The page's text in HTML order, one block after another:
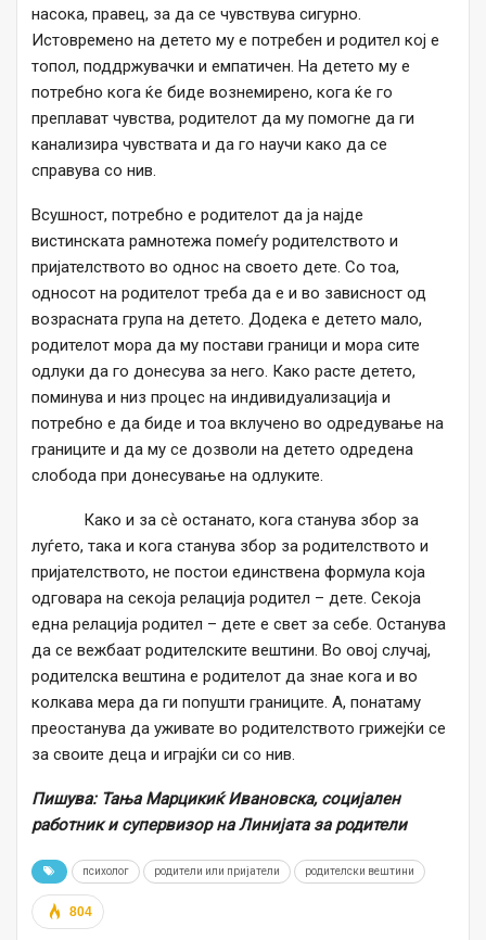
насока, правец, за да се чувствува сигурно.
Истовремено на детето му е потребен и родител кој е
топол, поддржувачки и емпатичен. На детето му е
потребно кога ќе биде вознемирено, кога ќе го
преплават чувства, родителот да му помогне да ги
канализира чувствата и да го научи како да се
справува со нив.
Всушност, потребно е родителот да ја најде
вистинската рамнотежа помеѓу родителството и
пријателството во однос на своето дете. Со тоа,
односот на родителот треба да е и во зависност од
возрасната група на детето. Додека е детето мало,
родителот мора да му постави граници и мора сите
одлуки да го донесува за него. Како расте детето,
поминува и низ процес на индивидуализација и
потребно е да биде и тоа вклучено во одредување на
границите и да му се дозволи на детето одредена
слобода при донесување на одлуките.
Како и за сѐ останато, кога станува збор за
луѓето, така и кога станува збор за родителството и
пријателството, не постои единствена формула која
одговара на секоја релација родител – дете. Секоја
една релација родител – дете е свет за себе. Останува
да се вежбаат родителските вештини. Во овој случај,
родителска вештина е родителот да знае кога и во
колкава мера да ги попушти границите. А, понатаму
преостанува да уживате во родителството грижејќи се
за своите деца и играјќи си со нив.
Пишува: Тања Марцикиќ Ивановска, социјален
работник и супервизор на Линијата за родители
психолог родители или пријатели родителски вештини
804